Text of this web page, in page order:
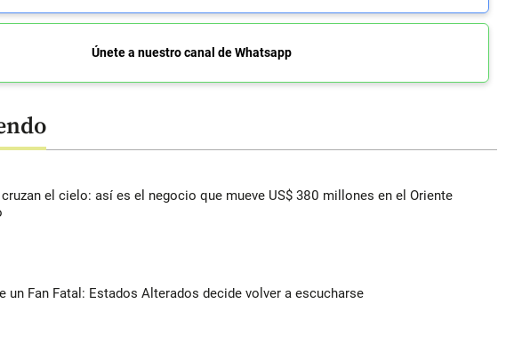
Únete a nuestro canal de Whatsapp
el cielo: así es el negocio que mueve US$ 380 millones en el Oriente
un Fan Fatal: Estados Alterados decide volver a escucharse